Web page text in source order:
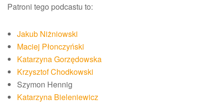
Patroni tego podcastu to:
Jakub Niżniowski
Maciej Płonczyński
Katarzyna Gorzędowska
Krzysztof Chodkowski
Szymon Hennig
Katarzyna Bieleniewicz